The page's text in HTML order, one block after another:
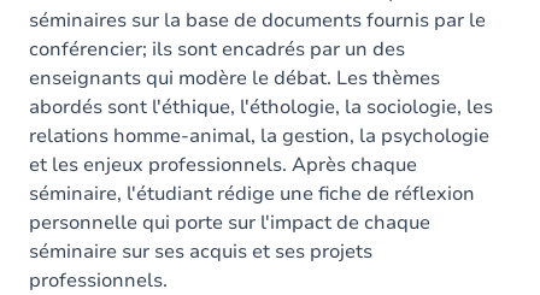
séminaires sur la base de documents fournis par le
conférencier; ils sont encadrés par un des
enseignants qui modère le débat. Les thèmes
abordés sont l'éthique, l'éthologie, la sociologie, les
relations homme-animal, la gestion, la psychologie
et les enjeux professionnels. Après chaque
séminaire, l'étudiant rédige une fiche de réflexion
personnelle qui porte sur l'impact de chaque
séminaire sur ses acquis et ses projets
professionnels.